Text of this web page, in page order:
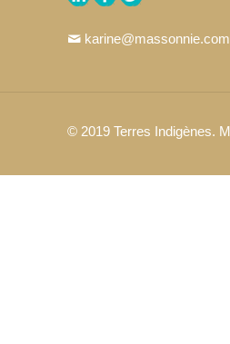
karine@massonnie.com
© 2019 Terres Indigènes.